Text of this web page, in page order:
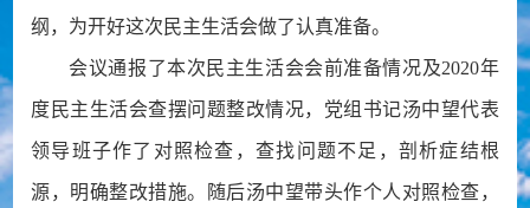
纲，为开好这次民主生活会做了认真准备。
会议通报了本次民主生活会会前准备情况及2020年
度民主生活会查摆问题整改情况，党组书记汤中望代表
领导班子作了对照检查，查找问题不足，剖析症结根
源，明确整改措施。随后汤中望带头作个人对照检查，